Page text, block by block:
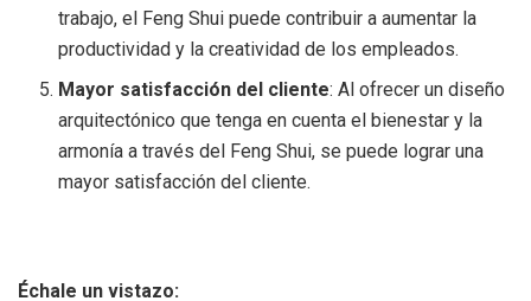
trabajo, el Feng Shui puede contribuir a aumentar la
productividad y la creatividad de los empleados.
Mayor satisfacción del cliente: Al ofrecer un diseño
arquitectónico que tenga en cuenta el bienestar y la
armonía a través del Feng Shui, se puede lograr una
mayor satisfacción del cliente.
Échale un vistazo: